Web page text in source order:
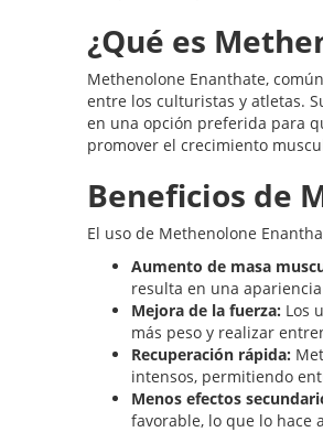
¿Qué es
Methenolone Enanthate,
entre los culturistas y atletas.
en una opción preferida para
promover el crecimiento
Beneficios de
El uso de Methenolone
Aumento de masa
resulta en una
Mejora de la fuerza: Los
más peso y realizar
Recuperación rápida:
intensos, permitiendo
Menos efectos
favorable, lo que lo hace